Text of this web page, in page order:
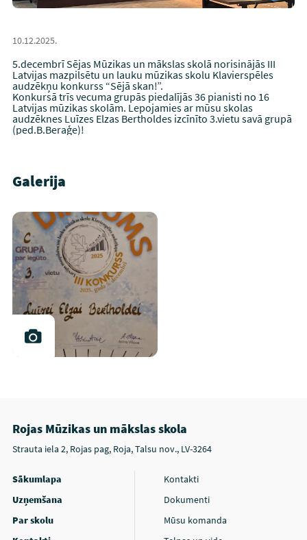
10.12.2025.
5.decembrī Sējas Mūzikas un mākslas skolā norisinājās III
Latvijas mazpilsētu un lauku mūzikas skolu Klavierspēles
audzēkņu konkurss “Sējā skan!”.
Konkursā trīs vecuma grupās piedalījās 36 pianisti no 16
Latvijas mūzikas skolām. Lepojamies ar mūsu skolas
audzēknes Luīzes Elzas Bertholdes izcīnīto 3.vietu savā grupā
(ped.B.Beraģe)!
Galerija
Rojas Mūzikas un mākslas skola
Strauta iela 2, Rojas pag, Roja, Talsu nov., LV-3264
Sākumlapa
Uzņemšana
Par skolu
Kontakti
Dokumenti
Mūsu komanda